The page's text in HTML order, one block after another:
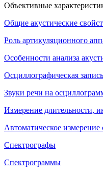
Объективные
Общие акустические
Роль артикуляционного
Особенности анализа
Осциллографическая запись
Звуки речи на
Измерение длительности,
Автоматическое измерение
Cпектрографы
Спектрограммы